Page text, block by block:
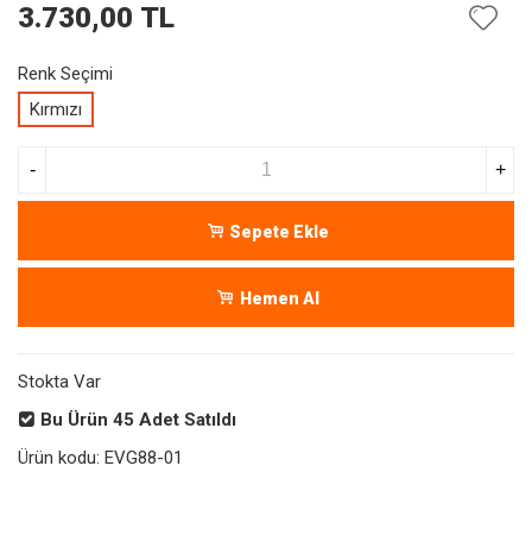
3.730,00 TL
Renk Seçimi
Kırmızı
- +
Sepete Ekle
Hemen Al
Stokta Var
Bu Ürün 45 Adet Satıldı
Ürün kodu: EVG88-01